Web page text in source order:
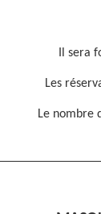
Il sera
Les
Le nombre